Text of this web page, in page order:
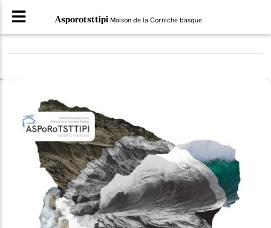
Asporotsttipi Maison de la Corniche basque